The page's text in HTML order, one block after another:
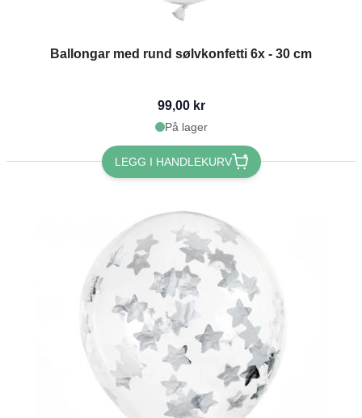
Ballongar med rund sølvkonfetti 6x - 30 cm
99,00 kr
På lager
LEGG I HANDLEKURV